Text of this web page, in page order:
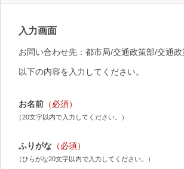
入力画面
お問い合わせ先：都市局/交通政策部/交通政
以下の内容を入力してください。
お名前 （必須）
（20文字以内で入力してください。）
ふりがな （必須）
（ひらがな20文字以内で入力してください。）